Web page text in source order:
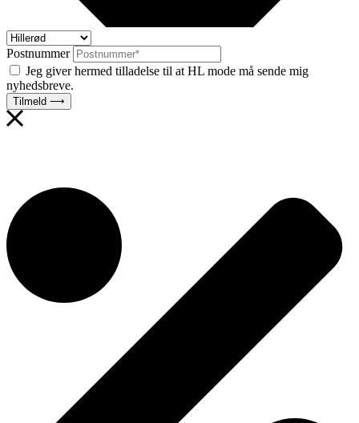
Postnummer
Jeg giver hermed tilladelse til at HL mode må sende mig
nyhedsbreve.
Tilmeld ⟶